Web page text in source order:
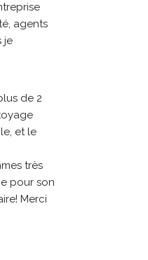
agents
je
de 2
et le
très
pour son
Merci